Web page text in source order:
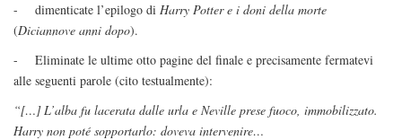
- dimenticate l’epilogo di Harry Potter e i doni della morte
(Diciannove anni dopo).
- Eliminate le ultime otto pagine del finale e precisamente fermatevi
alle seguenti parole (cito testualmente):
“[…] L’alba fu lacerata dalle urla e Neville prese fuoco, immobilizzato.
Harry non poté sopportarlo: doveva intervenire…